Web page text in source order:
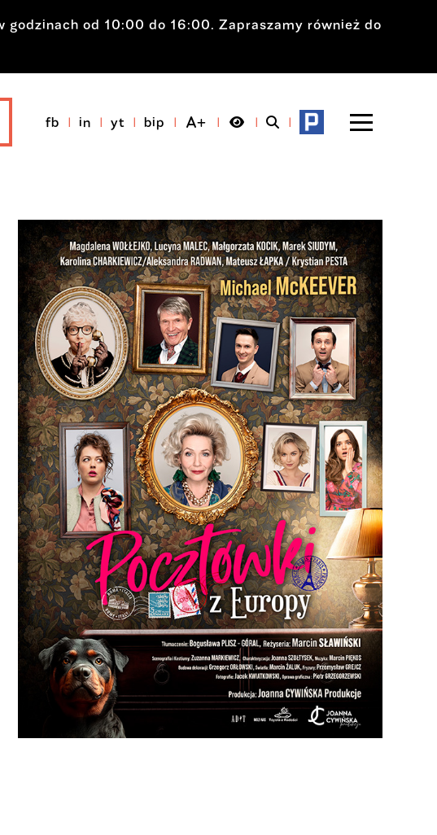
od 10:00 do 16:00. Zapraszamy również do
fb in yt bip